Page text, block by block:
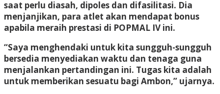
saat perlu diasah, dipoles dan difasilitasi. Dia
menjanjikan, para atlet akan mendapat bonus
apabila meraih prestasi di POPMAL IV ini.
“Saya menghendaki untuk kita sungguh-sungguh
bersedia menyediakan waktu dan tenaga guna
menjalankan pertandingan ini. Tugas kita adalah
untuk memberikan sesuatu bagi Ambon,” ujarnya.